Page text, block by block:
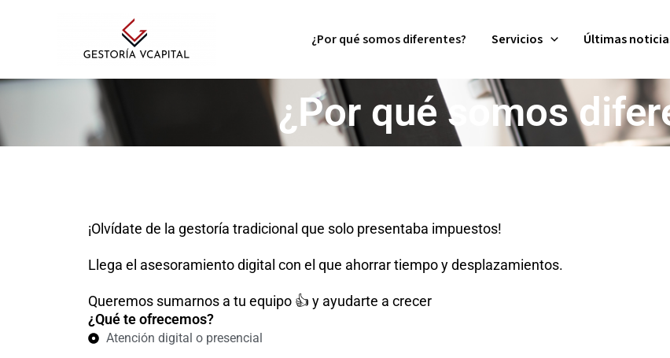
¿Por qué somos diferentes? Servicios Últimas
¿Por qué somos
¡Olvídate de la gestoría tradicional que solo presentaba impuestos!
Llega el asesoramiento digital con el que ahorrar tiempo y desplazamientos.
Queremos sumarnos a tu equipo 👍 y ayudarte a crecer
¿Qué te ofrecemos?
Atención digital o presencial